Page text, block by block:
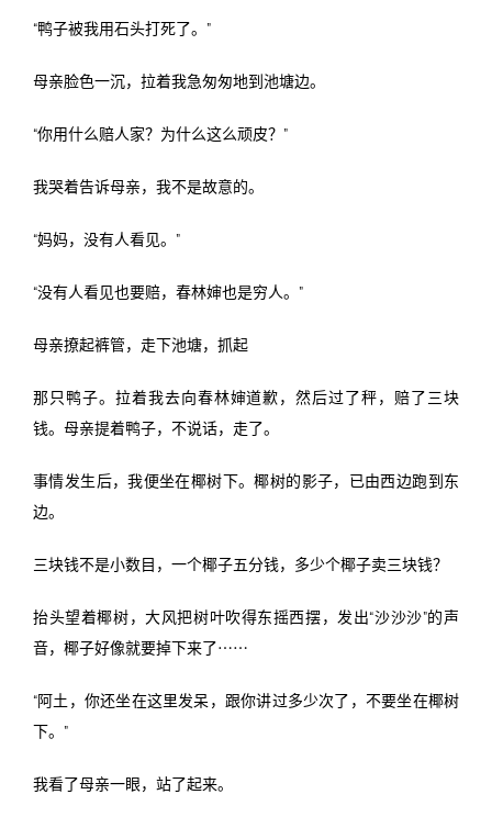
“鸭子被我用石头打死了。”
母亲脸色一沉，拉着我急匆匆地到池塘边。
“你用什么赔人家？为什么这么顽皮？”
我哭着告诉母亲，我不是故意的。
“妈妈，没有人看见。”
“没有人看见也要赔，春林婶也是穷人。”
母亲撩起裤管，走下池塘，抓起
那只鸭子。拉着我去向春林婶道歉，然后过了秤，赔了三块
钱。母亲提着鸭子，不说话，走了。
事情发生后，我便坐在椰树下。椰树的影子，已由西边跑到东
边。
三块钱不是小数目，一个椰子五分钱，多少个椰子卖三块钱？
抬头望着椰树，大风把树叶吹得东摇西摆，发出“沙沙沙”的声
音，椰子好像就要掉下来了⋯⋯
“阿土，你还坐在这里发呆，跟你讲过多少次了，不要坐在椰树
下。”
我看了母亲一眼，站了起来。